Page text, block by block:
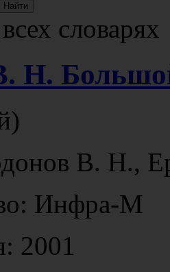
словарях
Н.
В. Н.,
Инфра-М
2001